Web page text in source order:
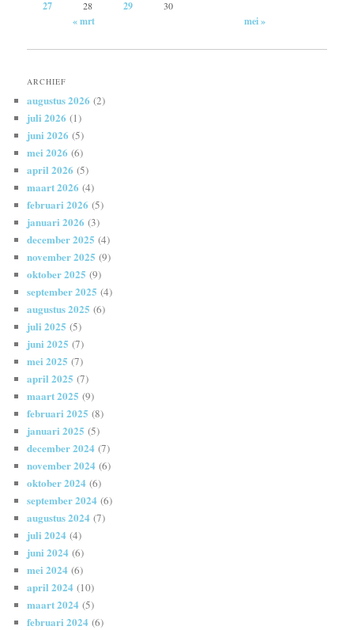
27 28 29 30
« mrt mei »
ARCHIEF
augustus 2026 (2)
juli 2026 (1)
juni 2026 (5)
mei 2026 (6)
april 2026 (5)
maart 2026 (4)
februari 2026 (5)
januari 2026 (3)
december 2025 (4)
november 2025 (9)
oktober 2025 (9)
september 2025 (4)
augustus 2025 (6)
juli 2025 (5)
juni 2025 (7)
mei 2025 (7)
april 2025 (7)
maart 2025 (9)
februari 2025 (8)
januari 2025 (5)
december 2024 (7)
november 2024 (6)
oktober 2024 (6)
september 2024 (6)
augustus 2024 (7)
juli 2024 (4)
juni 2024 (6)
mei 2024 (6)
april 2024 (10)
maart 2024 (5)
februari 2024 (6)